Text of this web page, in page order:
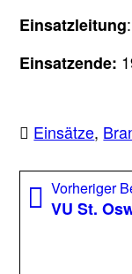
Einsatzleitung
Einsatzende:
Einsätze,
Vorheriger
VU St.